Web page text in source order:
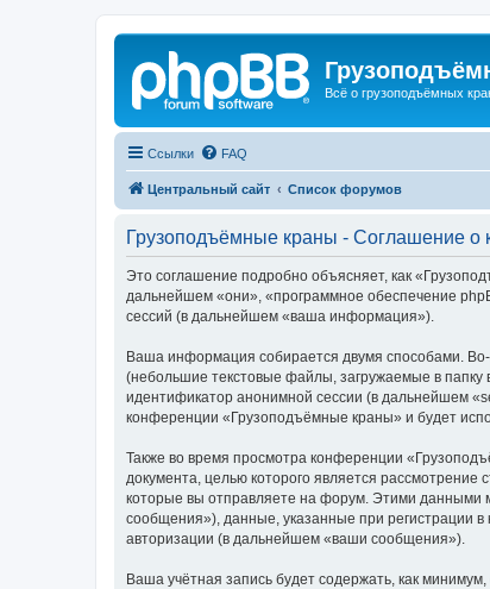
Всё о грузоподъёмных
Ссылки FAQ
Центральный сайт Список форумов
Грузоподъёмные краны - Соглашение о
Это соглашение подробно объясняет, как
дальнейшем «они», «программное обеспечение
сессий (в дальнейшем «ваша информация»).
Ваша информация собирается двумя способами.
(небольшие текстовые файлы, загружаемые в
идентификатор анонимной сессии (в дальнейшем
конференции «Грузоподъёмные краны» и будет
Также во время просмотра конференции
документа, целью которого является
которые вы отправляете на форум. Этими данными
сообщения»), данные, указанные при регистрации
авторизации (в дальнейшем «ваши сообщения»).
Ваша учётная запись будет содержать, как